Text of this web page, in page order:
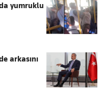
yumruklu
arkasını